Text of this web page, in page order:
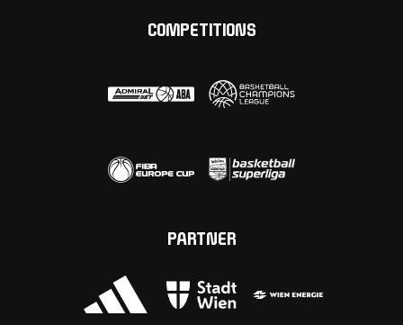
COMPETITIONS
PARTNER